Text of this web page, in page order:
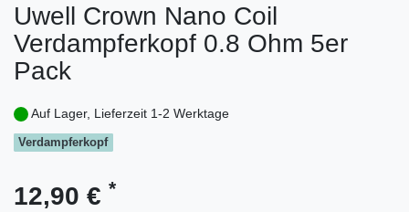
Uwell Crown Nano Coil
Verdampferkopf 0.8 Ohm 5er
Pack
Auf Lager, Lieferzeit 1-2 Werktage
Verdampferkopf
12,90 € *